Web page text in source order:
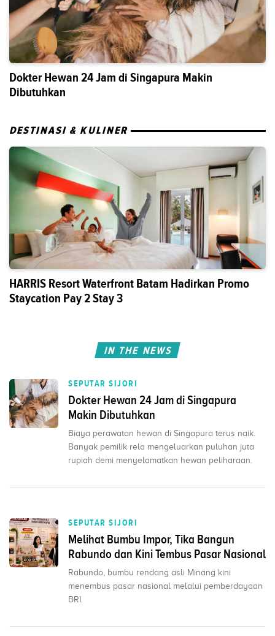
Dokter Hewan 24 Jam di Singapura Makin
Dibutuhkan
DESTINASI & KULINER
HARRIS Resort Waterfront Batam Hadirkan Promo
Staycation Pay 2 Stay 3
IN THE NEWS
SEPUTAR SIJORI
Dokter Hewan 24 Jam di Singapura
Makin Dibutuhkan
Biaya perawatan hewan di Singapura terus naik.
Banyak pemilik rela mengeluarkan puluhan juta
rupiah demi menyelamatkan hewan peliharaan.
SEPUTAR SIJORI
Melihat Bumbu Impor, Tika Bangun
Rabundo dan Kini Tembus Pasar Nasional
Rabundo, bumbu rendang asli Minang kini
menembus pasar nasional melalui pemberdayaan
BRI.